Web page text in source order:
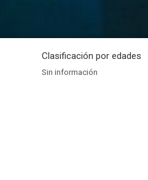
Clasificación por edades
Sin información